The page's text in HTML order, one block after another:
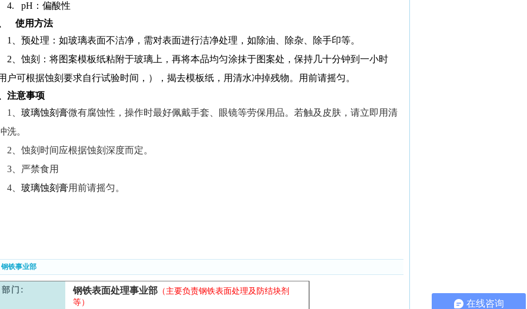
4.
pH ：偏酸性
使用方法
1
、预处理：如玻璃表面不洁净，需对表面进行洁净处理，如除油、除杂、除手印等。
2 、蚀刻：将图案模板纸粘附于玻璃上，再将本品均匀涂抹于图案处，保持几十分钟到一小时
户可根据蚀刻要求自行试验时间，），揭去模板纸，用清水冲掉残物。用前请摇匀。
注意事项
1
玻璃蚀刻膏微有腐蚀性，操作时最好佩戴手套、眼镜等劳保用品。若触及皮肤，请立即用清
洗。
2 、蚀刻时间应根据蚀刻深度而定。
3、严禁食用
4、 玻璃蚀刻膏用前请摇匀。
钢铁事业部
部门: 钢铁表面处理事业部（主要负责钢铁表面处理及防结块剂
等）
在线咨询